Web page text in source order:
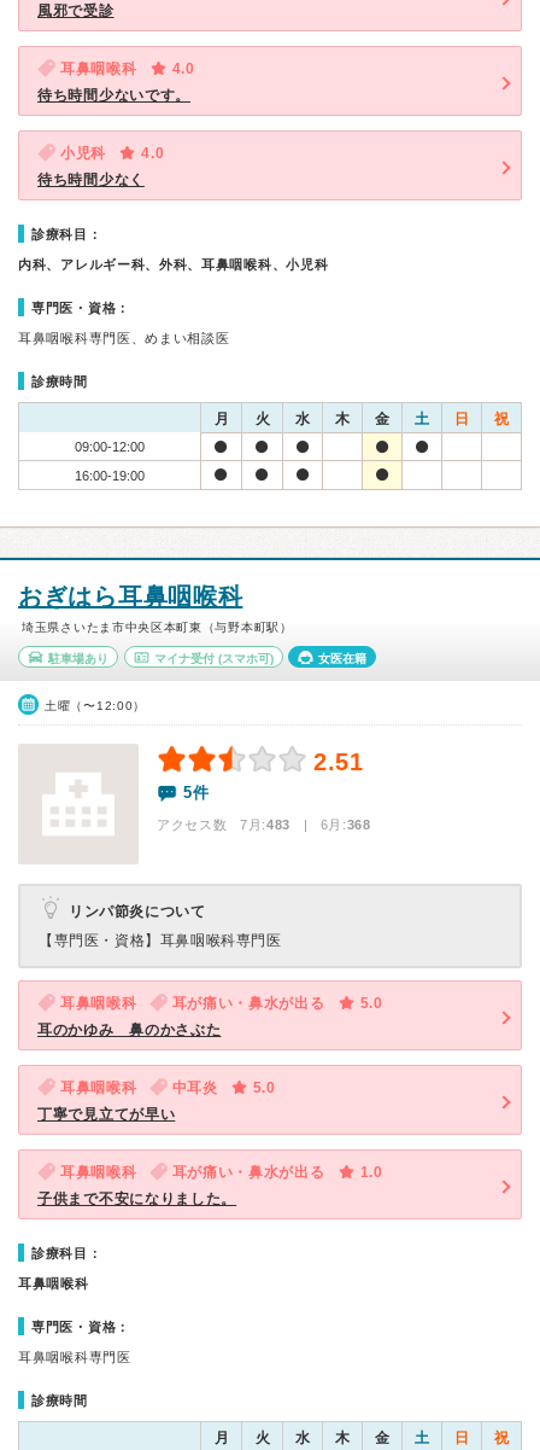
風邪で受診
耳鼻咽喉科
4.0
待ち時間少ないです。
小児科
4.0
待ち時間少なく
診療科目：
内科、アレルギー科、外科、耳鼻咽喉科、小児科
専門医・資格：
耳鼻咽喉科専門医、めまい相談医
診療時間
月 火 水 木 金 土 日 祝
09:00-12:00
16:00-19:00
おぎはら耳鼻咽喉科
埼玉県さいたま市中央区本町東（与野本町駅）
駐車場あり マイナ受付(スマホ可) 女医在籍
土曜（〜12:00）
2.51
5件
アクセス数 7月:483 | 6月:368
リンパ節炎について
【専門医・資格】 耳鼻咽喉科専門医
耳鼻咽喉科 耳が痛い・鼻水が出る
5.0
耳のかゆみ 鼻のかさぶた
耳鼻咽喉科 中耳炎
5.0
丁寧で見立てが早い
耳鼻咽喉科 耳が痛い・鼻水が出る
1.0
子供まで不安になりました。
診療科目：
耳鼻咽喉科
専門医・資格：
耳鼻咽喉科専門医
診療時間
月 火 水 木 金 土 日 祝